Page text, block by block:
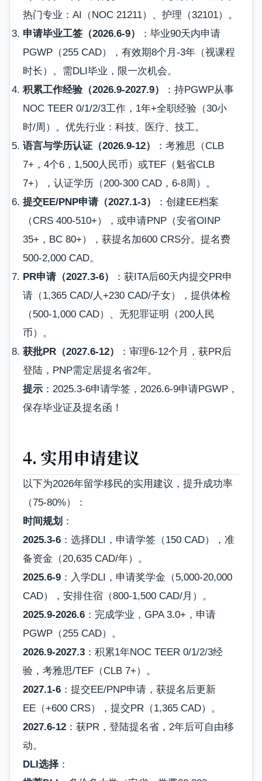
热门专业：AI（NOC 21211）、护理（32101）。
申请毕业工签（2026.6-9）
：毕业90天内申请
PGWP（255 CAD），有效期8个月-3年（视课程
时长）。需DLI毕业，限一次机会。
积累工作经验（2026.9-2027.9）
：持PGWP从事
NOC TEER 0/1/2/3工作，1年+全职经验（30小
时/周）。优先行业：科技、医疗、技工。
语言与学历认证（2026.9-12）
：考雅思（CLB
7+，4个6，1,500人民币）或TEF（魁省CLB
7+），认证学历（200-300 CAD，6-8周）。
提交EE/PNP申请（2027.1-3）
：创建EE档案
（CRS 400-510+），或申请PNP（安省OINP
35+，BC 80+），获提名加600 CRS分。提名费
500-2,000 CAD。
PR申请（2027.3-6）
：获ITA后60天内提交PR申
请（1,365 CAD/人+230 CAD/子女），提供体检
（500-1,000 CAD）、无犯罪证明（200人民
币）。
获批PR（2027.6-12）
：审理6-12个月，获PR后
登陆，PNP需定居提名省2年。
提示 ：2025.3-6申请学签，2026.6-9申请PGWP，
保存毕业证及提名函！
4. 实用申请建议
以下为2026年留学移民的实用建议，提升成功率
（75-80%）：
时间规划 ：
2025.3-6 ：选择DLI，申请学签（150 CAD），准
备资金（20,635 CAD/年）。
2025.6-9 ：入学DLI，申请奖学金（5,000-20,000
CAD），安排住宿（800-1,500 CAD/月）。
2025.9-2026.6 ：完成学业，GPA 3.0+，申请
PGWP（255 CAD）。
2026.9-2027.3 ：积累1年NOC TEER 0/1/2/3经
验，考雅思/TEF（CLB 7+）。
2027.1-6 ：提交EE/PNP申请，获提名后更新
EE（+600 CRS），提交PR（1,365 CAD）。
2027.6-12 ：获PR，登陆提名省，2年后可自由移
动。
DLI选择 ：